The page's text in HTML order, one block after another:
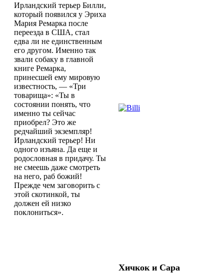
Ирландский терьер Билли,
который появился у Эриха
Мария Ремарка после
переезда в США, стал
едва ли не единственным
его другом. Именно так
звали собаку в главной
книге Ремарка,
принесшей ему мировую
известность, — «Три
товарища»: «Ты в
состоянии понять, что
именно ты сейчас
приобрел? Это же
редчайший экземпляр!
Ирландский терьер! Ни
одного изъяна. Да еще и
родословная в придачу. Ты
не смеешь даже смотреть
на него, раб божий!
Прежде чем заговорить с
этой скотинкой, ты
должен ей низко
поклониться».
Хичкок и Сара